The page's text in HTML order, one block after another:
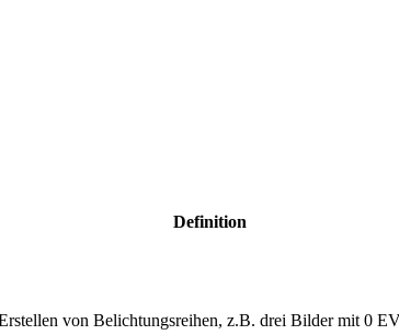
Definition
von Belichtungsreihen, z.B. drei Bilder mit 0